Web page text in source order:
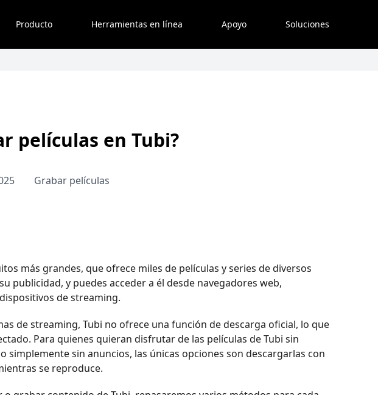
Producto Herramientas en línea Apoyo Soluciones
películas en Tubi?
Grabar películas
más grandes, que ofrece miles de películas y series de diversos
publicidad, y puedes acceder a él desde navegadores web,
de streaming.
de streaming, Tubi no ofrece una función de descarga oficial, lo que
Para quienes quieran disfrutar de las películas de Tubi sin
simplemente sin anuncios, las únicas opciones son descargarlas con
se reproduce.